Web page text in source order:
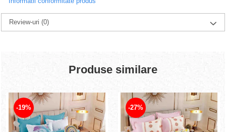
Review-uri(0)
Produse similare
-19% -27%